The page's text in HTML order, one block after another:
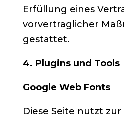
Erfüllung eines
vorvertraglicher
gestattet.
4. Plugins und Tools
Google Web Fonts
Diese Seite nutzt